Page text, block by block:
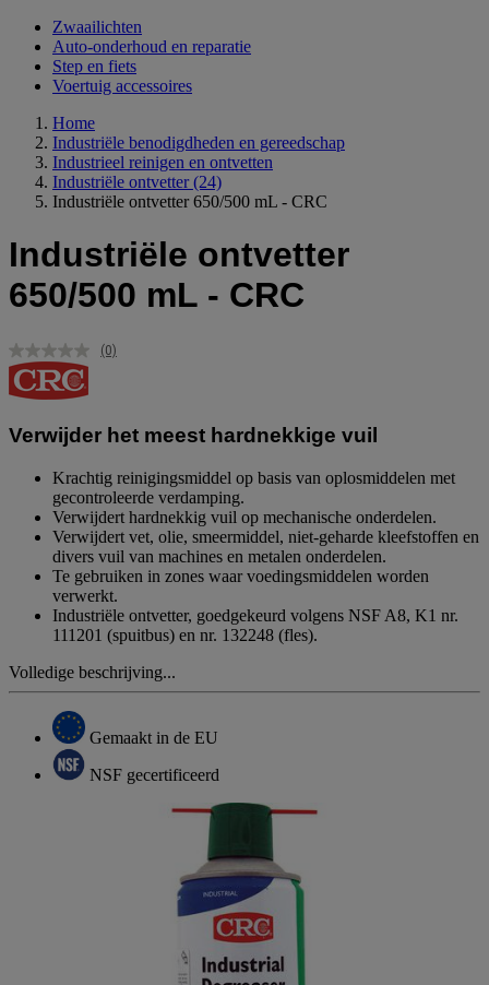
Zwaailichten
Auto-onderhoud en reparatie
Step en fiets
Voertuig accessoires
Home
Industriële benodigdheden en gereedschap
Industrieel reinigen en ontvetten
Industriële ontvetter (24)
Industriële ontvetter 650/500 mL - CRC
Industriële ontvetter
650/500 mL - CRC
Geen
(0)
Verwijder het meest hardnekkige vuil
Krachtig reinigingsmiddel op basis van oplosmiddelen met
gecontroleerde verdamping.
Verwijdert hardnekkig vuil op mechanische onderdelen.
Verwijdert vet, olie, smeermiddel, niet-geharde kleefstoffen en
divers vuil van machines en metalen onderdelen.
Te gebruiken in zones waar voedingsmiddelen worden
verwerkt.
Industriële ontvetter, goedgekeurd volgens NSF A8, K1 nr.
111201 (spuitbus) en nr. 132248 (fles).
Volledige beschrijving...
Gemaakt in de EU
NSF gecertificeerd